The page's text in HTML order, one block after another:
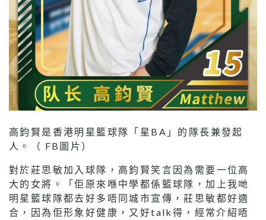
高鈞賢是香港明星籃球隊「星BA」的隊長兼發起
人。（ FB圖片）
對於莊思敏加入球隊，高鈞賢笑言因為需要一位高
大的女將。「佢原來喺中學都係籃球隊，加上我哋
明星籃球隊都去好多唔同城市宣傳，莊思敏都好適
合，因為佢形象好健康，又好talk得，經常介紹唔